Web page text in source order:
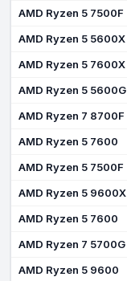
AMD Ryzen 5 7500F
AMD Ryzen 5 5600X
AMD Ryzen 5 7600X
AMD Ryzen 5 5600G
AMD Ryzen 7 8700F
AMD Ryzen 5 7600
AMD Ryzen 5 7500F
AMD Ryzen 5 9600X
AMD Ryzen 5 7600
AMD Ryzen 7 5700G
AMD Ryzen 5 9600